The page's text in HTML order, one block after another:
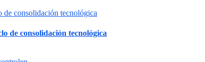
de consolidación tecnológica